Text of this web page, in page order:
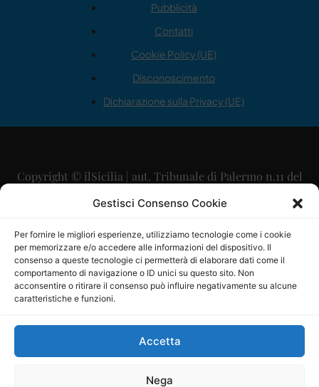
Gestisci Consenso Cookie
Per fornire le migliori esperienze, utilizziamo tecnologie come i cookie
per memorizzare e/o accedere alle informazioni del dispositivo. Il
consenso a queste tecnologie ci permetterà di elaborare dati come il
comportamento di navigazione o ID unici su questo sito. Non
acconsentire o ritirare il consenso può influire negativamente su alcune
caratteristiche e funzioni.
Accetta
Nega
Pubblicità
Contatti
Cookie Policy (UE)
Disconoscimento
Dichiarazione sulla Privacy (UE)
Copyright © ilSicilia | aut. Tribunale di Palermo n.11 del
29/09/2015
Direttore Editoriale: Maurizio Scaglione
Direttore Responsabile: Maria Calabrese
P.IVA: 06334930820
Mercurio Comunicazione Società Cooperativa a r.l. è
iscritta al Registro degli Operatori di Comunicazione al